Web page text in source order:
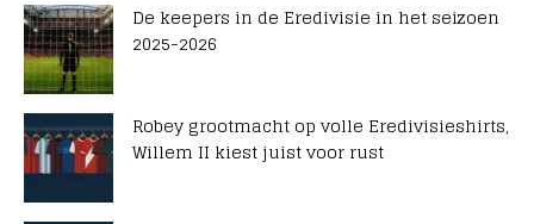
De keepers in de Eredivisie in het seizoen
2025-2026
Robey grootmacht op volle Eredivisieshirts,
Willem II kiest juist voor rust